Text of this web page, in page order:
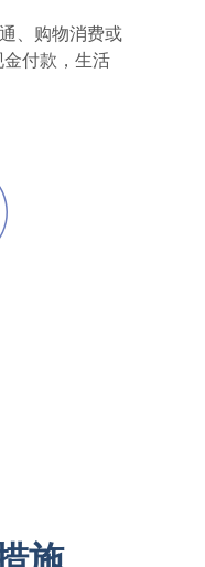
、购物消费或
付款，生活
施